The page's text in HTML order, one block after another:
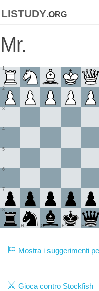
listudy.org
Mr.
1
2
3
4
5
6
7
8
E
F
G
H
Mostra i suggerimenti
Gioca contro Stockfish